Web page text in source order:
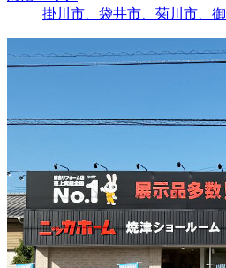
掛川市、袋井市、菊川市、